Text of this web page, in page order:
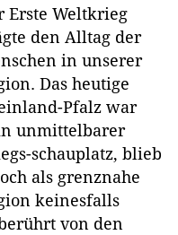
Erste Weltkrieg
den Alltag der
in unserer
Das heutige
Pfalz war
unmittelbarer
schauplatz, blieb
als grenznahe
keinesfalls
von den